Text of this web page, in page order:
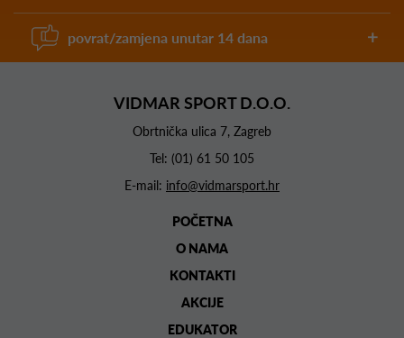
povrat/zamjena unutar 14 dana
VIDMAR SPORT D.O.O.
Obrtnička ulica 7, Zagreb
Tel: (01) 61 50 105
E-mail: info@vidmarsport.hr
POČETNA
O NAMA
KONTAKTI
AKCIJE
EDUKATOR